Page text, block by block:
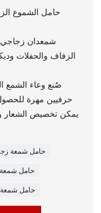
الزفاف والحفلات
حرفيين مهرة
حامل شمعة
حامل
حامل شمعة